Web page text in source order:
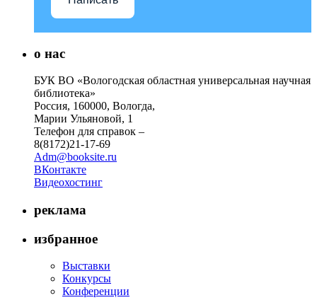
о нас
БУК ВО «Вологодская областная универсальная научная
библиотека»
Россия, 160000, Вологда,
Марии Ульяновой, 1
Телефон для справок –
8(8172)21-17-69
Adm@booksite.ru
ВКонтакте
Видеохостинг
реклама
избранное
Выставки
Конкурсы
Конференции